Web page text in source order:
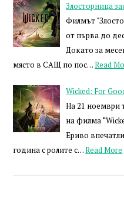
Злосторница
Филмът
от първа до
Докато за
място в САЩ по пос…Read
Wicked: For
На 21 ноември
на филма
Ериво
година с ролите с…Read More